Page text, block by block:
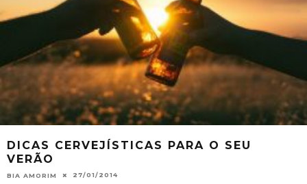
DICAS CERVEJÍSTICAS PARA O SEU
VERÃO
BIA AMORIM 27/01/2014